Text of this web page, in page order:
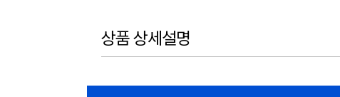
상품 상세설명